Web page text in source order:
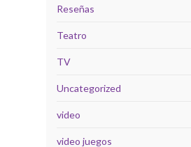
Reseñas
Teatro
TV
Uncategorized
video
video juegos